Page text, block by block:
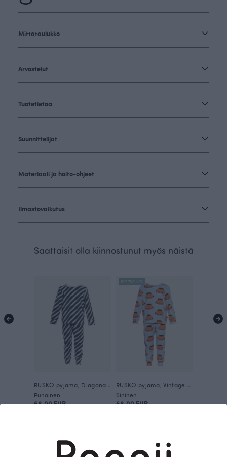
Mittataulukko
Arvostelut
Tuotetietoa
Suunnittelijat
Materiaali ja hoito-ohjeet
Ilmastovaikutus
Saattaisit olla kiinnostunut myös näistä
Punainen
68.00 EUR
BESTSELLER
Sininen
68.00 EUR